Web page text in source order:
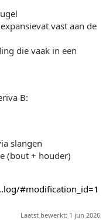
vast aan de
die vaak in een
B:
slangen
(bout + houder)
#modification_id=1
Laatst bewerkt: 1 jun 2026